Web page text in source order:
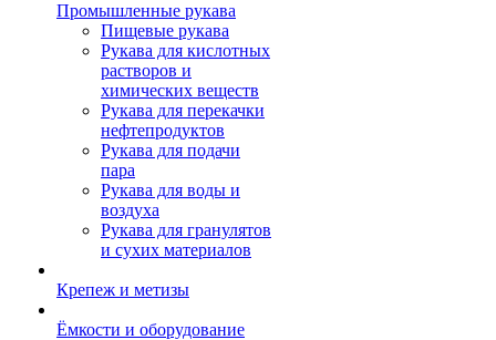
Промышленные рукава
Пищевые рукава
Рукава для кислотных
растворов и
химических веществ
Рукава для перекачки
нефтепродуктов
Рукава для подачи
пара
Рукава для воды и
воздуха
Рукава для гранулятов
и сухих материалов
Крепеж и метизы
Ёмкости и оборудование